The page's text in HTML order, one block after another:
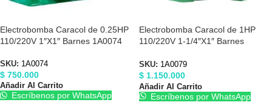
Electrobomba Caracol de 0.25HP
110/220V 1″X1″ Barnes 1A0074
SKU: 1A0074
$ 750.000
Añadir Al Carrito
Escríbenos por WhatsApp
Electrobomba Caracol de 1HP
110/220V 1-1/4″X1″ Barnes
SKU: 1A0079
$ 1.150.000
Añadir Al Carrito
Escríbenos por WhatsApp